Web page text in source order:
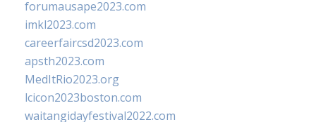
forumausape2023.com
imkl2023.com
careerfaircsd2023.com
apsth2023.com
MedItRio2023.org
lcicon2023boston.com
waitangidayfestival2022.com